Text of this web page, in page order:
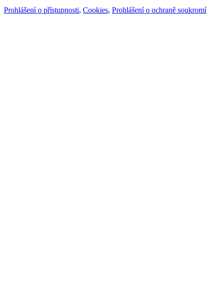
Prohlášení o přístupnosti, Cookies, Prohlášení o ochraně soukromí